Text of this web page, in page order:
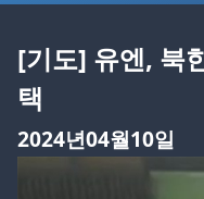
[기도] 유엔, 북
택
2024년04월10일